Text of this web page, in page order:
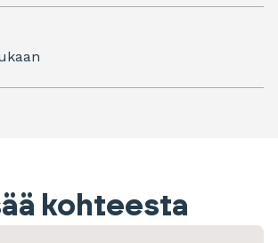
kohteesta